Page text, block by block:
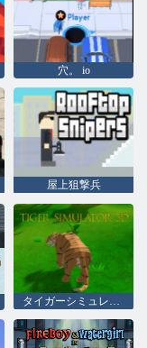
穴。 io
屋上狙撃兵
タイガーシミュレーター3D